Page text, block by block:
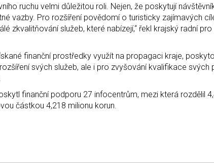
ruchu velmi důležitou roli. Nejen, že poskytují
vazby. Pro rozšíření povědomí o turisticky zajímavých
zkvalitňování služeb, které nabízejí,“ řekl krajský radní pro
finanční prostředky využít na propagaci kraje,
svých služeb, ale i pro zvyšování kvalifikace svých
finanční podporu 27 infocentrům, mezi která rozdělil
částkou 4,218 milionu korun.